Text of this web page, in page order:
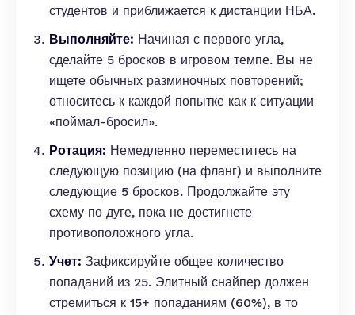
студентов и приближается к дистанции НБА.
Выполняйте: Начиная с первого угла,
сделайте 5 бросков в игровом темпе. Вы не
ищете обычных разминочных повторений;
относитесь к каждой попытке как к ситуации
«поймал-бросил».
Ротация: Немедленно переместитесь на
следующую позицию (на фланг) и выполните
следующие 5 бросков. Продолжайте эту
схему по дуге, пока не достигнете
противоположного угла.
Учет: Зафиксируйте общее количество
попаданий из 25. Элитный снайпер должен
стремиться к 15+ попаданиям (60%), в то